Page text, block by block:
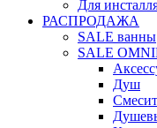
Для
РАСПРОДАЖА
SALE ванны
SALE
Душ